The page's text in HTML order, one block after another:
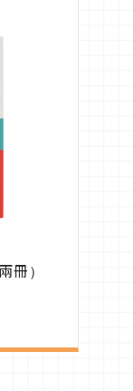
冊）